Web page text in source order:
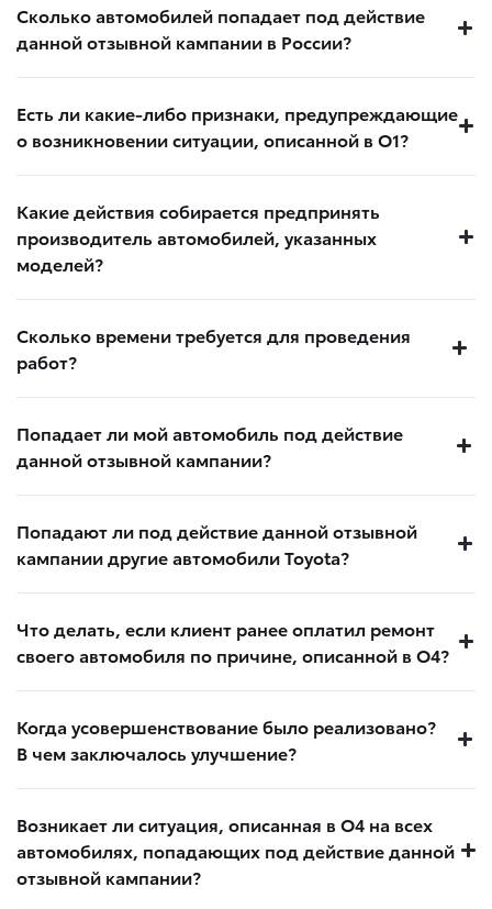
Сколько автомобилей попадает под действие
данной отзывной кампании в России?
Есть ли какие-либо признаки, предупреждающие
о возникновении ситуации, описанной в О1?
Какие действия собирается предпринять
производитель автомобилей, указанных
моделей?
Сколько времени требуется для проведения
работ?
Попадает ли мой автомобиль под действие
данной отзывной кампании?
Попадают ли под действие данной отзывной
кампании другие автомобили Toyota?
Что делать, если клиент ранее оплатил ремонт
своего автомобиля по причине, описанной в О4?
Когда усовершенствование было реализовано?
В чем заключалось улучшение?
Возникает ли ситуация, описанная в О4 на всех
автомобилях, попадающих под действие данной
отзывной кампании?